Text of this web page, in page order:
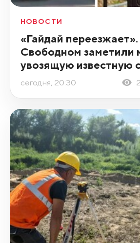
НОВОСТИ
«Гайдай
Свободном заметили
увозящую известную
сегодня, 20:30